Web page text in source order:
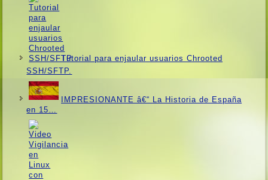
Tutorial para enjaular usuarios Chrooted
SSH/SFTP.
IMPRESIONANTE â€“ La Historia de España
en 15…